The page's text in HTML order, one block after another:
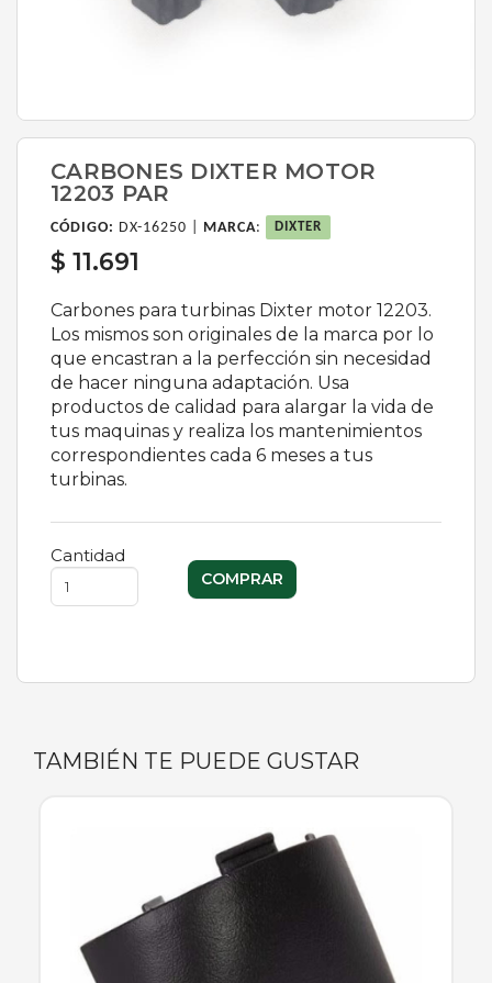
CARBONES DIXTER MOTOR
12203 PAR
CÓDIGO: DX-16250 | MARCA: DIXTER
$ 11.691
Carbones para turbinas Dixter motor 12203.
Los mismos son originales de la marca por lo
que encastran a la perfección sin necesidad
de hacer ninguna adaptación. Usa
productos de calidad para alargar la vida de
tus maquinas y realiza los mantenimientos
correspondientes cada 6 meses a tus
turbinas.
Cantidad
TAMBIÉN TE PUEDE GUSTAR